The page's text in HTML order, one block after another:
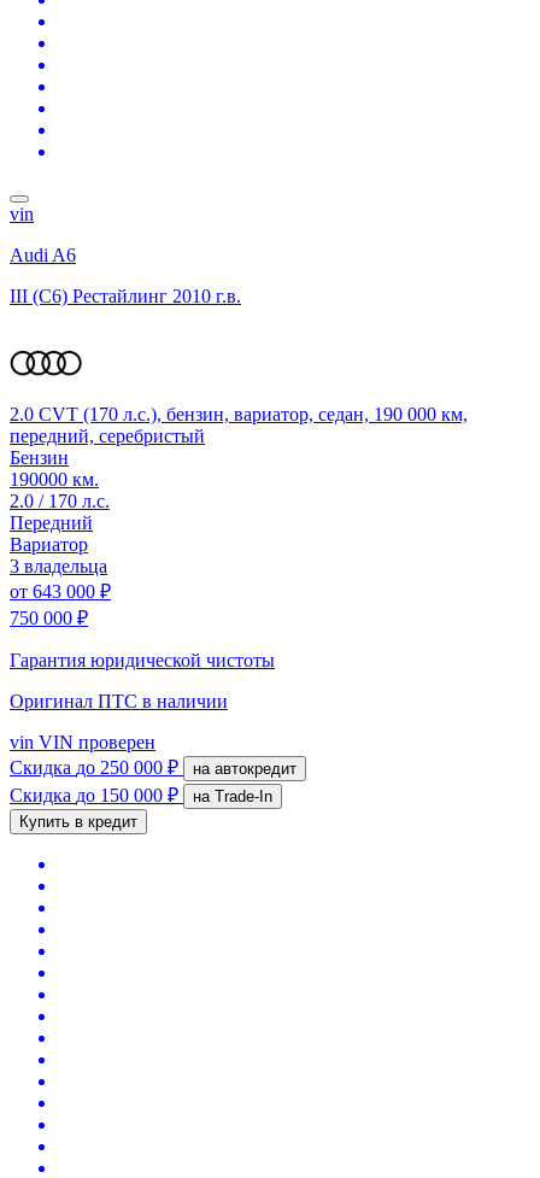
vin
Audi A6
III (C6) Рестайлинг 2010 г.в.
2.0 CVT (170 л.с.), бензин, вариатор, седан, 190 000 км,
передний, серебристый
Бензин
190000 км.
2.0 / 170 л.с.
Передний
Вариатор
3 владельца
от 643 000 ₽
750 000 ₽
Гарантия юридической чистоты
Оригинал ПТС в наличии
vin VIN проверен
Скидка до 250 000 ₽ на автокредит
Скидка до 150 000 ₽
на Trade-In
Купить в кредит